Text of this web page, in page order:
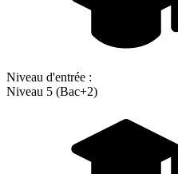
Niveau d'entrée :
Niveau 5 (Bac+2)